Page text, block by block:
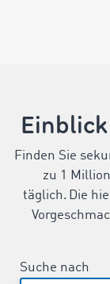
Finden Sie
zu 1
täglich. Die
Suche nach